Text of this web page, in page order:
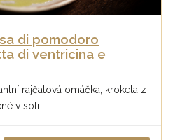
di pomodoro
di ventricina e
rajčatová omáčka, kroketa z
v soli